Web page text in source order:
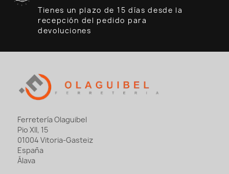
Tienes un plazo de 15 días desde la
recepción del pedido para
devoluciones
Ferretería Olaguibel
Pio XII, 15
01004 Vitoria-Gasteiz
España
Álava